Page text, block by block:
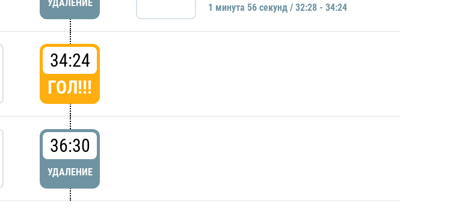
УДАЛЕНИЕ 1 минутa 56 секунд / 32:28 - 34:24
34:24
ГОЛ!!!
36:30
УДАЛЕНИЕ